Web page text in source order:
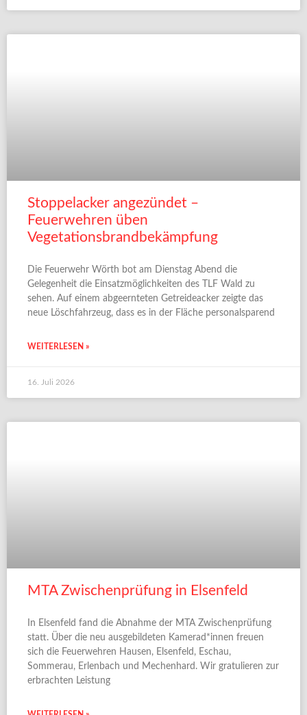
Stoppelacker angezündet –
Feuerwehren üben
Vegetationsbrandbekämpfung
Die Feuerwehr Wörth bot am Dienstag Abend die
Gelegenheit die Einsatzmöglichkeiten des TLF Wald zu
sehen. Auf einem abgeernteten Getreideacker zeigte das
neue Löschfahrzeug, dass es in der Fläche personalsparend
WEITERLESEN »
16. Juli 2026
MTA Zwischenprüfung in Elsenfeld
In Elsenfeld fand die Abnahme der MTA Zwischenprüfung
statt. Über die neu ausgebildeten Kamerad*innen freuen
sich die Feuerwehren Hausen, Elsenfeld, Eschau,
Sommerau, Erlenbach und Mechenhard. Wir gratulieren zur
erbrachten Leistung